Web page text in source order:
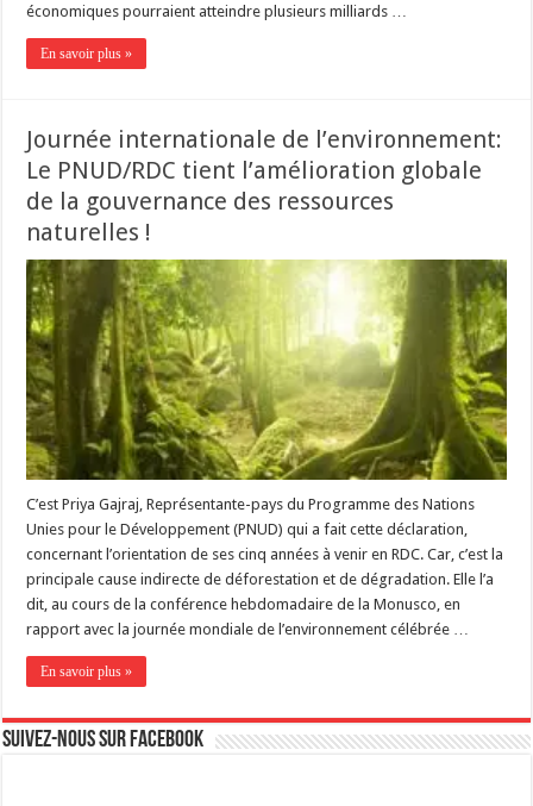
économiques pourraient atteindre plusieurs milliards …
En savoir plus »
Journée internationale de l’environnement:
Le PNUD/RDC tient l’amélioration globale
de la gouvernance des ressources
naturelles !
C’est Priya Gajraj, Représentante-pays du Programme des Nations
Unies pour le Développement (PNUD) qui a fait cette déclaration,
concernant l’orientation de ses cinq années à venir en RDC. Car, c’est la
principale cause indirecte de déforestation et de dégradation. Elle l’a
dit, au cours de la conférence hebdomadaire de la Monusco, en
rapport avec la journée mondiale de l’environnement célébrée …
En savoir plus »
Suivez-nous sur Facebook